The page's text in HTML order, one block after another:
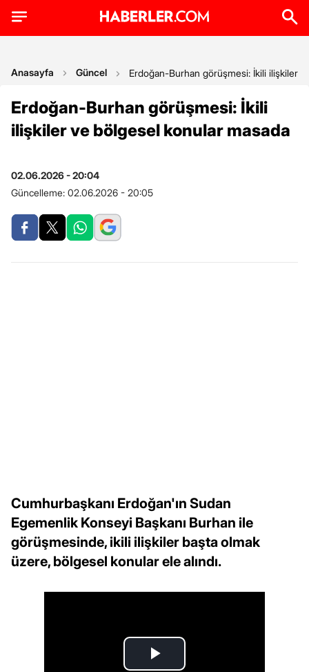
Anasayfa Güncel Erdoğan-Burhan görüşmesi: İkili ilişkiler
Erdoğan-Burhan görüşmesi: İkili
ilişkiler ve bölgesel konular masada
02.06.2026 - 20:04
Güncelleme: 02.06.2026 - 20:05
Cumhurbaşkanı Erdoğan'ın Sudan
Egemenlik Konseyi Başkanı Burhan ile
görüşmesinde, ikili ilişkiler başta olmak
üzere, bölgesel konular ele alındı.